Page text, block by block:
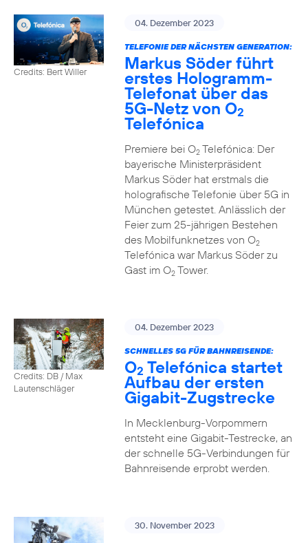
Credits: Bert Willer
04. Dezember 2023
TELEFONIE DER NÄCHSTEN GENERATION:
Markus Söder führt
erstes Hologramm-
Telefonat über das
5G-Netz von O2
Telefónica
Premiere bei O2Telefónica: Der
bayerische Ministerpräsident
Markus Söder hat erstmals die
holografische Telefonie über 5G in
München getestet. Anlässlich der
Feier zum 25-jährigen Bestehen
des Mobilfunknetzes von O2
Telefónica war Markus Söder zu
Gast im O2Tower.
Credits: DB / Max
Lautenschläger
04. Dezember 2023
SCHNELLES 5G FÜR BAHNREISENDE:
O2 Telefónica startet
Aufbau der ersten
Gigabit-Zugstrecke
In Mecklenburg-Vorpommern
entsteht eine Gigabit-Testrecke, an
der schnelle 5G-Verbindungen für
Bahnreisende erprobt werden.
30. November 2023